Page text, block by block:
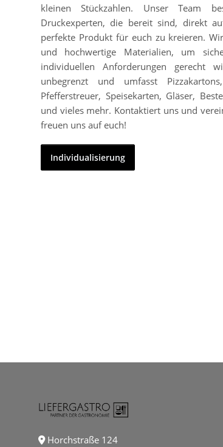
kleinen Stückzahlen. Unser Team
Druckexperten, die bereit sind, direkt
perfekte Produkt für euch zu kreieren.
und hochwertige Materialien, um
individuellen Anforderungen gerecht
unbegrenzt und umfasst
Pfefferstreuer, Speisekarten, Gläser,
und vieles mehr. Kontaktiert uns und
freuen uns auf euch!
Individualisierung
Horchstraße 124